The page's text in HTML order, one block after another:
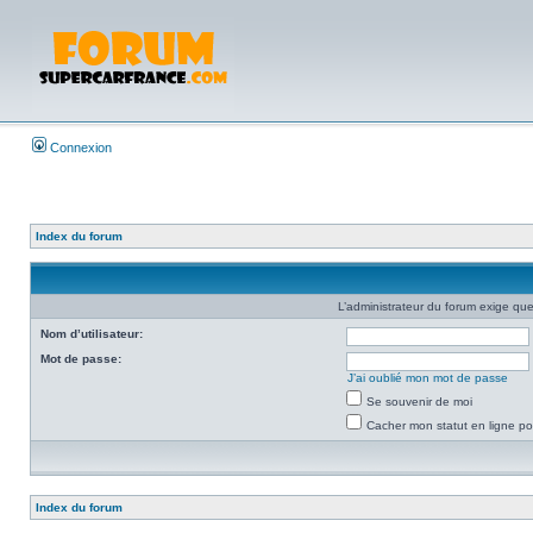
Connexion
Index du forum
L’administrateur du forum exige
Nom d’utilisateur:
Mot de passe:
J’ai oublié mon mot de passe
Se souvenir de moi
Cacher mon statut en ligne
Index du forum